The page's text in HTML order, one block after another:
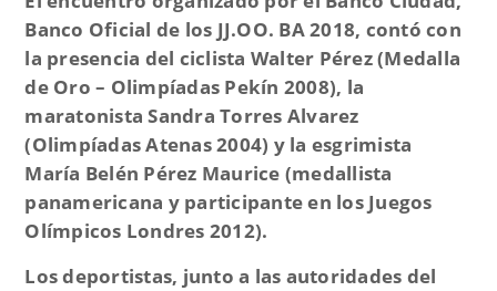
Banco Oficial de los JJ.OO. BA 2018, contó con
la presencia del ciclista Walter Pérez (Medalla
de Oro – Olimpíadas Pekín 2008), la
maratonista Sandra Torres Alvarez
(Olimpíadas Atenas 2004) y la esgrimista
María Belén Pérez Maurice (medallista
panamericana y participante en los Juegos
Olímpicos Londres 2012).
Los deportistas, junto a las autoridades del